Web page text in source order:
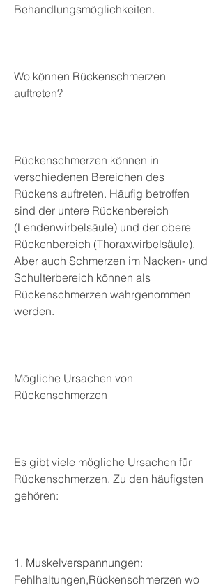
Behandlungsmöglichkeiten.
Wo können Rückenschmerzen
auftreten?
Rückenschmerzen können in
verschiedenen Bereichen des
Rückens auftreten. Häufig betroffen
sind der untere Rückenbereich
(Lendenwirbelsäule) und der obere
Rückenbereich (Thoraxwirbelsäule).
Aber auch Schmerzen im Nacken- und
Schulterbereich können als
Rückenschmerzen wahrgenommen
werden.
Mögliche Ursachen von
Rückenschmerzen
Es gibt viele mögliche Ursachen für
Rückenschmerzen. Zu den häufigsten
gehören:
1. Muskelverspannungen:
Fehlhaltungen,Rückenschmerzen wo